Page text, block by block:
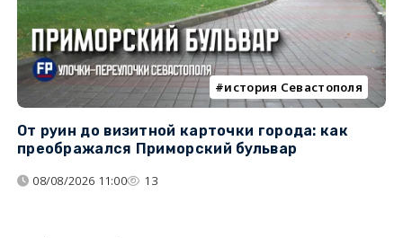
история Севастополя
От руин до визитной карточки города: как
преображался Приморский бульвар
08/08/2026 11:00 13